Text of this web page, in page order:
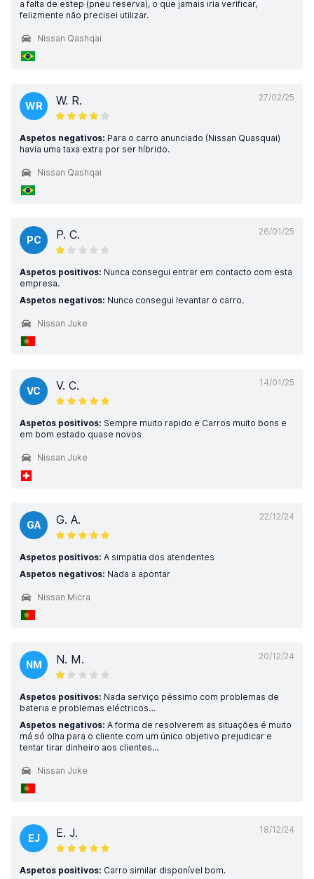
a falta de estep (pneu reserva), o que jamais iria verificar,
felizmente não precisei utilizar.
Nissan Qashqai
27/02/25
WR W. R.
Aspetos negativos: Para o carro anunciado (Nissan Quasquai)
havia uma taxa extra por ser híbrido.
Nissan Qashqai
26/01/25
PC P. C.
Aspetos positivos: Nunca consegui entrar em contacto com esta
empresa.
Aspetos negativos: Nunca consegui levantar o carro.
Nissan Juke
14/01/25
VC V. C.
Aspetos positivos: Sempre muito rapido e Carros muito bons e
em bom estado quase novos
Nissan Juke
22/12/24
GA G. A.
Aspetos positivos: A simpatia dos atendentes
Aspetos negativos: Nada a apontar
Nissan Micra
20/12/24
NM N. M.
Aspetos positivos: Nada serviço péssimo com problemas de
bateria e problemas eléctricos…
Aspetos negativos: A forma de resolverem as situações é muito
má só olha para o cliente com um único objetivo prejudicar e
tentar tirar dinheiro aos clientes…
Nissan Juke
18/12/24
EJ E. J.
Aspetos positivos: Carro similar disponível bom.